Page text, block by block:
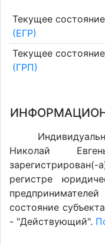
Текущее состояние
(ЕГР)
Текущее состояние
(ГРП)
Николай
регистре
состояние
- "Действующий".